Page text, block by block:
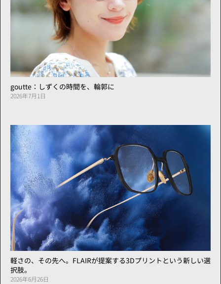
goutte：しずくの時間を、輪郭に
2026年7月1日
軽さの、その先へ。FLAIRが提案する3Dプリントという新しい選
択肢。
2026年6月26日